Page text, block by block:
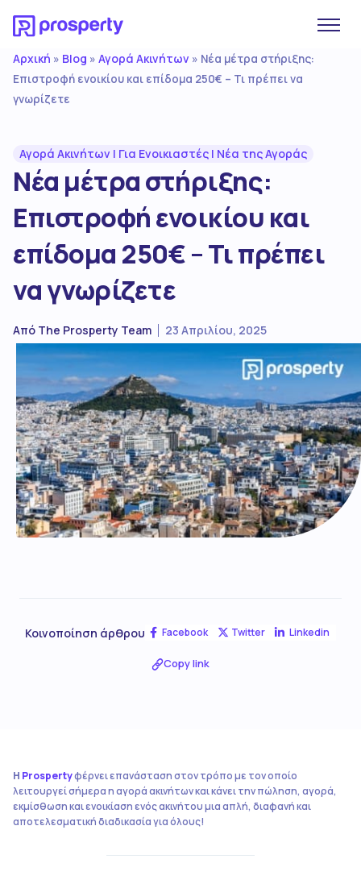
Αρχική » Blog » Αγορά Ακινήτων » Νέα μέτρα στήριξης:
Επιστροφή ενοικίου και επίδομα 250€ – Τι πρέπει να
γνωρίζετε
Αγορά Ακινήτων | Για Ενοικιαστές | Νέα της Αγοράς
Νέα μέτρα στήριξης:
Επιστροφή ενοικίου και
επίδομα 250€ – Τι πρέπει
να γνωρίζετε
Από The Prosperty Team 23 Απριλίου, 2025
Κοινοποίηση άρθρου Facebook Twitter Linkedin
Copy link
Η Prospertyφέρνει επανάσταση στον τρόπο με τον οποίο
λειτουργεί σήμερα η αγορά ακινήτων και κάνει την πώληση, αγορά,
εκμίσθωση και ενοικίαση ενός ακινήτου μια απλή, διαφανή και
αποτελεσματική διαδικασία για όλους!